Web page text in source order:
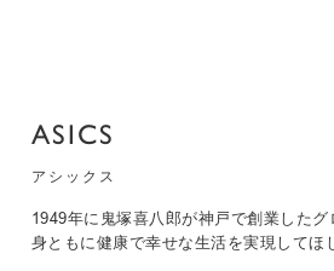
ASICS
アシックス
1949年に鬼塚喜八郎が神戸で創業した
身ともに健康で幸せな生活を実現してほ